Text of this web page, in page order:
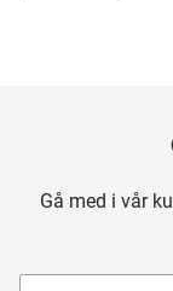
Gå med i vår